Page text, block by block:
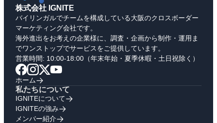
株式会社 IGNITE
バイリンガルでチームを構成している大阪のクロスボーダー
マーケティング会社です。
海外進出をお考えの企業様に、調査・企画から制作・運用ま
でワンストップでサービスをご提供しています。
営業時間: 10:00-18:00（年末年始・夏季休暇・土日祝除く）
ホーム
私たちについて
IGNITEについて
IGNITEの強み
メンバー紹介